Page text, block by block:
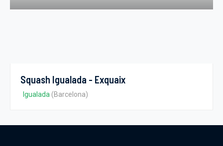
Squash Igualada - Exquaix
Igualada (Barcelona)